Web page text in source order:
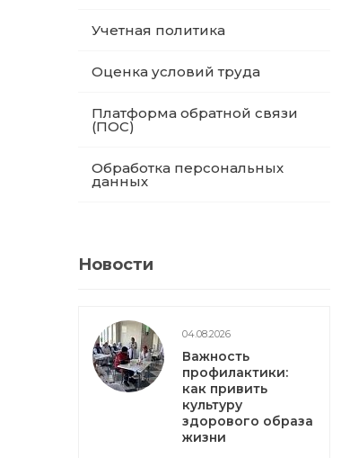
Учетная политика
Оценка условий труда
Платформа обратной связи
(ПОС)
Обработка персональных
данных
Новости
04.08.2026
Важность
профилактики:
как привить
культуру
здорового образа
жизни